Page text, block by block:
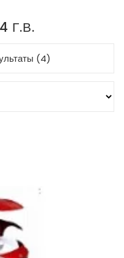
Г.В.
(4)